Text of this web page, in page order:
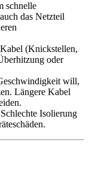
schnelle
das Netzteil
(Knickstellen,
oder
will,
Längere Kabel
Schlechte Isolierung